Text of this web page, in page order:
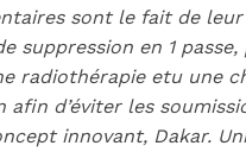
sont le fait de
suppression en 1
radiothérapie etu une
d’éviter les
innovant, Dakar.